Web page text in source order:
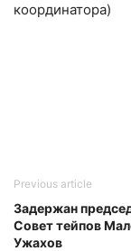
координатора)
Previous article
Задержан
Совет тейпов
Ужахов